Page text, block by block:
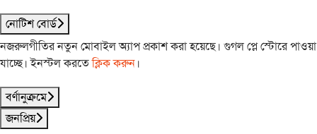
নোটিশ বোর্ড
নজরুলগীতির নতুন মোবাইল অ্যাপ প্রকাশ করা হয়েছে। গুগল প্লে স্টোরে পাওয়া
যাচ্ছে। ইনস্টল করতেক্লিক করুন।
বর্ণানুক্রমে
জনপ্রিয়